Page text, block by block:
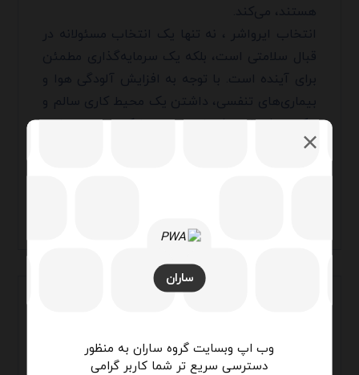
ساران
وب اپ وبسایت گروه ساران به منظور
دسترسی سریع تر شما کاربر گرامی
هستند، می‌کند.
انتخاب ایرواشر ، نه تنها یک انتخاب مسئولانه در
قبال سلامتی است، بلکه یک سرمایه‌گذاری مطمئن
برای آینده است. با توجه به افزایش آلودگی هوا و
بیماری‌های تنفسی، داشتن یک محیط کاری سالم و
پاک، بیش از پیش اهمیت پیدا کرده است. ما به
شما اطمینان می‌دهیم که این ایرواشرها، با دوام و